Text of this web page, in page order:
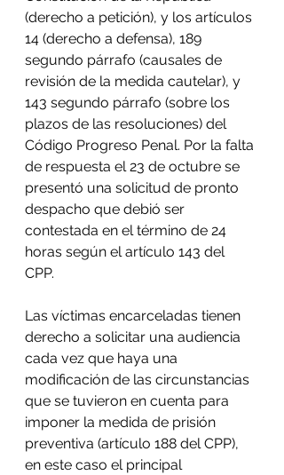
(derecho a petición), y los artículos
14 (derecho a defensa), 189
segundo párrafo (causales de
revisión de la medida cautelar), y
143 segundo párrafo (sobre los
plazos de las resoluciones) del
Código Progreso Penal. Por la falta
de respuesta el 23 de octubre se
presentó una solicitud de pronto
despacho que debió ser
contestada en el término de 24
horas según el artículo 143 del
CPP.
Las víctimas encarceladas tienen
derecho a solicitar una audiencia
cada vez que haya una
modificación de las circunstancias
que se tuvieron en cuenta para
imponer la medida de prisión
preventiva (artículo 188 del CPP),
en este caso el principal